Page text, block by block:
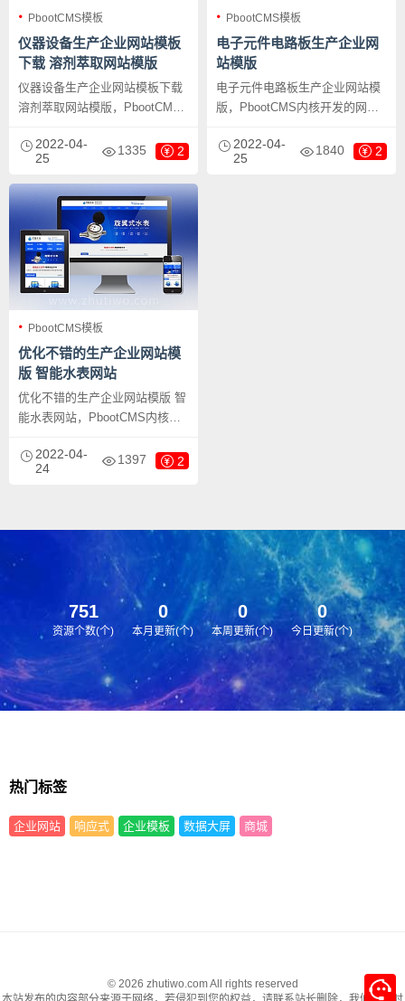
PbootCMS模板
仪器设备生产企业网站模板
下载 溶剂萃取网站模版
仪器设备生产企业网站模板下载
溶剂萃取网站模版，PbootCMS
用于溶剂萃取网站、仪器设备网
站等企业，当然其他行业也可以
做，只需要把文字图片换成其他
行业的即可；响应式，同一个后
台，数据即时同步，简单适用！
附带测试数据！
2022-04-
25
1335 2
PbootCMS模板
电子元件电路板生产企业网
站模版
电子元件电路板生产企业网站模
版，PbootCMS内核开发的网站
站、电路板网站等企业，当然其
他行业也可以做，只需要把文字
2022-04-
25
1840 2
PbootCMS模板
优化不错的生产企业网站模
版 智能水表网站
优化不错的生产企业网站模版 智
能水表网站，PbootCMS内核开
销型网站、智能水表等企业，当
然其他行业也可以做，只需要把
同步，简单适用！附带测试数
据！
2022-04-
24
1397 2
751
资源个数(个)
0
本月更新(个)
0
本周更新(个)
0
今日更新(个)
热门标签
企业网站 响应式 企业模板 数据大屏 商城
© 2026 zhutiwo.com All rights reserved